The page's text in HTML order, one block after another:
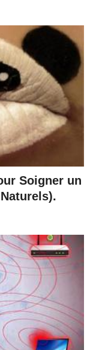
Soigner un